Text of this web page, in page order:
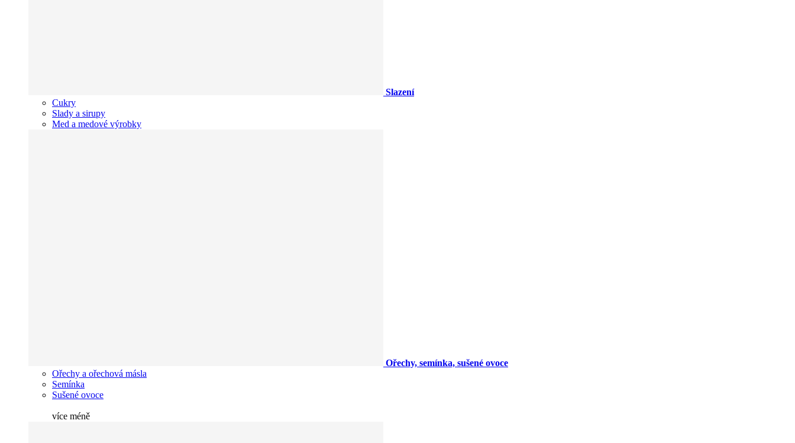
Slazení
Cukry
Slady a sirupy
Med a medové výrobky
Ořechy, semínka, sušené ovoce
Ořechy a ořechová másla
Semínka
Sušené ovoce
více méně